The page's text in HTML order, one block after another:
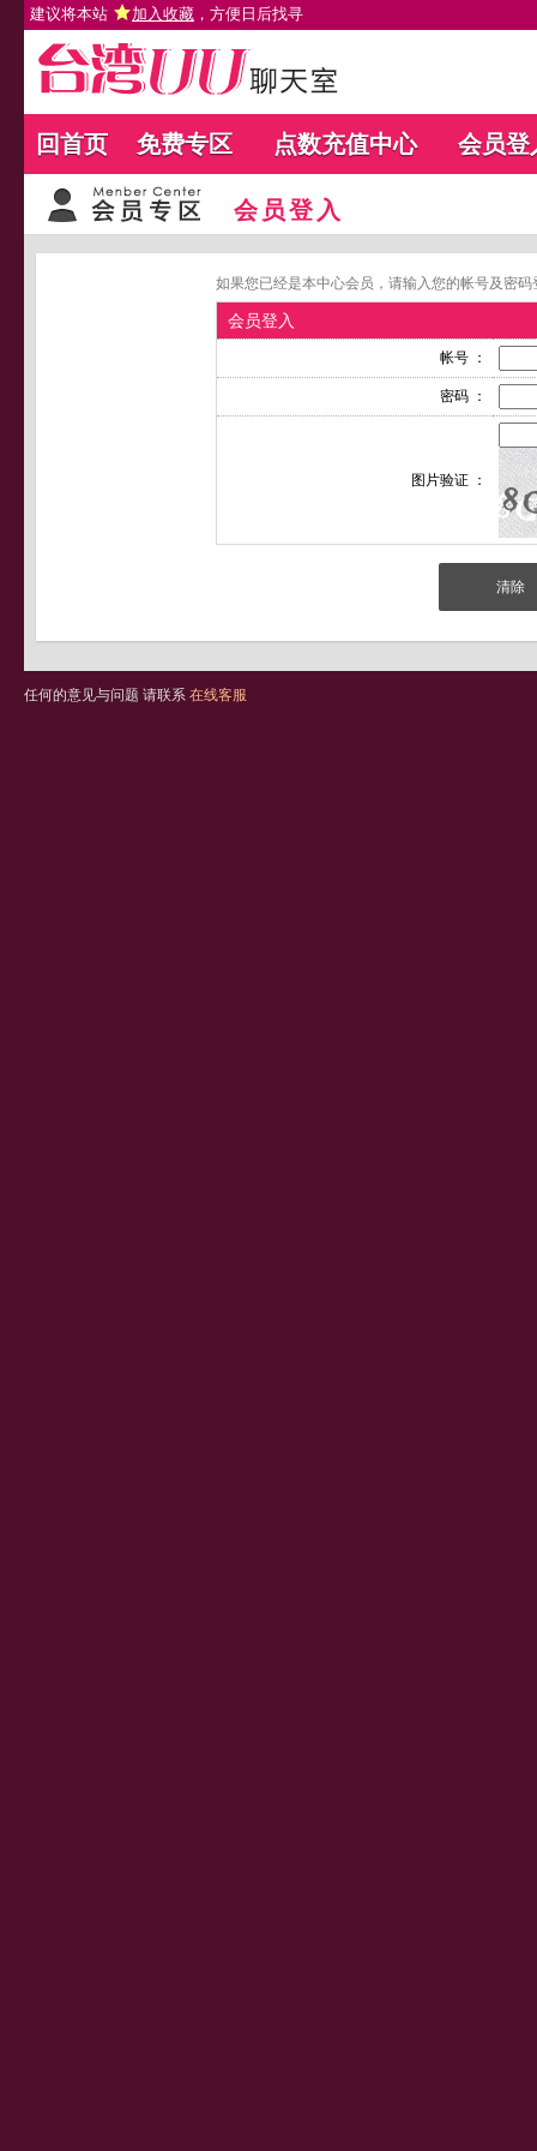
建议将本站 加入收藏 ，方便日后找寻
回首页 免费专区 点数充值中心 会员登
会员登入
如果您已经是本中心会员，请输入您的帐号及密
会员登入
帐号 ：
密码 ：
图片验证 ：
任何的意见与问题 请联系 在线客服